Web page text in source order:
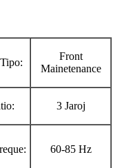
Front
Mainetenance
3 Jaroj
60-85 Hz